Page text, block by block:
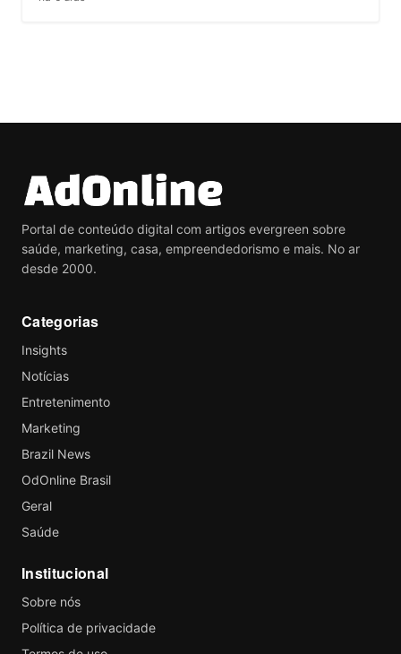
Portal de conteúdo digital com artigos evergreen sobre
saúde, marketing, casa, empreendedorismo e mais. No ar
desde 2000.
Categorias
Insights
Notícias
Entretenimento
Marketing
Brazil News
OdOnline Brasil
Geral
Saúde
Institucional
Sobre nós
Política de privacidade